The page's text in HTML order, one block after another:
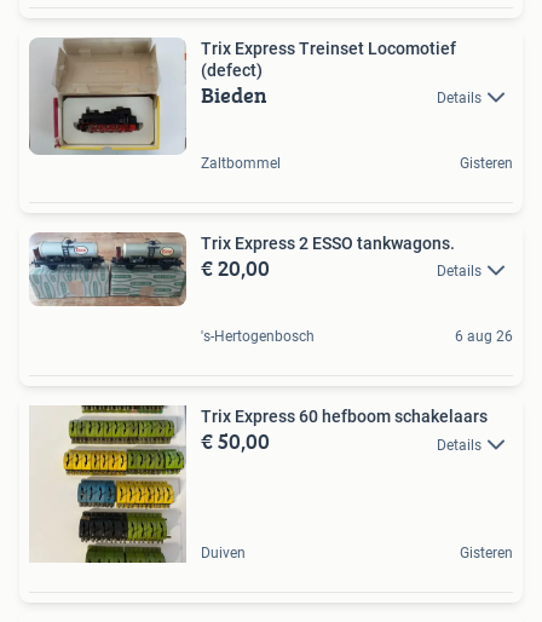
Trix Express Treinset Locomotief
(defect)
Bieden Details
Zaltbommel Gisteren
Trix Express 2 ESSO tankwagons.
€ 20,00 Details
's-Hertogenbosch 6 aug 26
Trix Express 60 hefboom schakelaars
€ 50,00 Details
Duiven Gisteren